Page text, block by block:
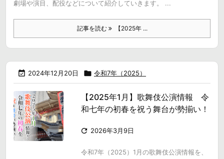
劇場や演目、配役などについて紹介していきます。 ...
記事を読む 【2025年 ...
 2024年12月20日  令和7年（2025）
【2025年1月】歌舞伎公演情報 令
和七年の初春を祝う舞台が勢揃い！
 2026年3月9日
令和7年（2025）1月の歌舞伎公演情報を、